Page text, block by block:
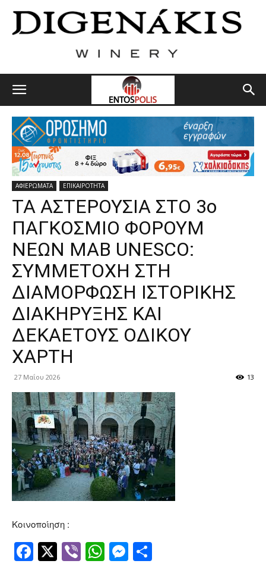
ΑΦΙΕΡΩΜΑΤΑ ΕΠΙΚΑΙΡΟΤΗΤΑ
ΤΑ ΑΣΤΕΡΟΥΣΙΑ ΣΤΟ 3ο
ΠΑΓΚΟΣΜΙΟ ΦΟΡΟΥΜ
ΝΕΩΝ MAB UNESCO:
ΣΥΜΜΕΤΟΧΗ ΣΤΗ
ΔΙΑΜΟΡΦΩΣΗ ΙΣΤΟΡΙΚΗΣ
ΔΙΑΚΗΡΥΞΗΣ ΚΑΙ
ΔΕΚΑΕΤΟΥΣ ΟΔΙΚΟΥ
ΧΑΡΤΗ
27 Μαΐου 2026 13
Κοινοποίηση :
Facebook
Twitter
ViberWhatsApp
Messenger